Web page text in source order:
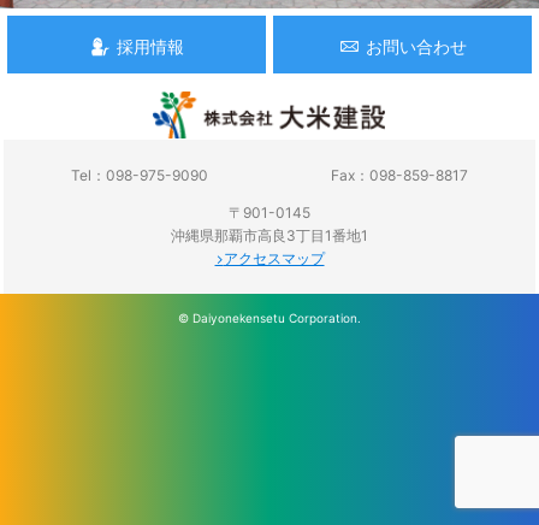
採用情報 お問い合わせ
Tel：098-975-9090 Fax：098-859-8817
〒901-0145
沖縄県那覇市高良3丁目1番地1
アクセスマップ
© Daiyonekensetu Corporation.